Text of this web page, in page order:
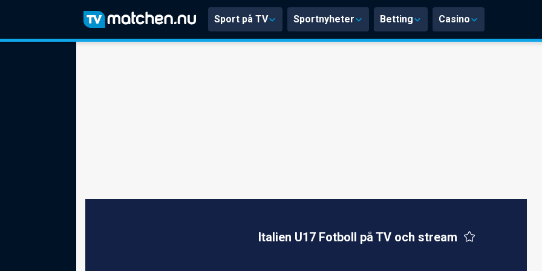
Sport på TV Sportnyheter Betting Casino
Italien U17 Fotboll på TV och stream